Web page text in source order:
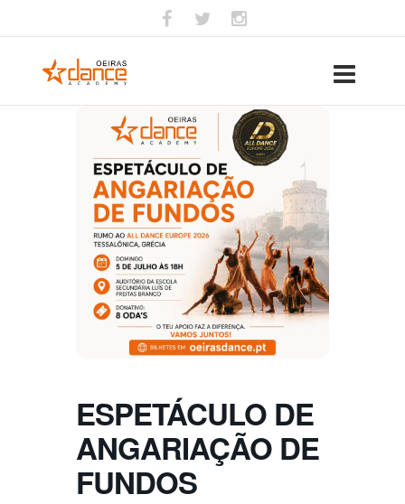
ESPETÁCULO DE
ANGARIAÇÃO DE
FUNDOS